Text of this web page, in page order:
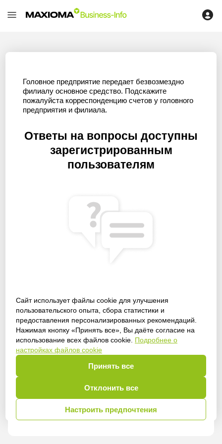
Сайт использует файлы cookie для улучшения
пользовательского опыта, сбора статистики и
предоставления персонализированных рекомендаций.
Нажимая кнопку «Принять все», Вы даёте согласие на
использование всех файлов cookie. Подробнее о
настройках файлов cookie
Принять все
Отклонить все
Настроить предпочтения
Головное предприятие передает безвозмездно
филиалу основное средство. Подскажите
пожалуйста корреспонденцию счетов у головного
предприятия и филиала.
Ответы на вопросы доступны
зарегистрированным
пользователям
Получить доступ
Войти